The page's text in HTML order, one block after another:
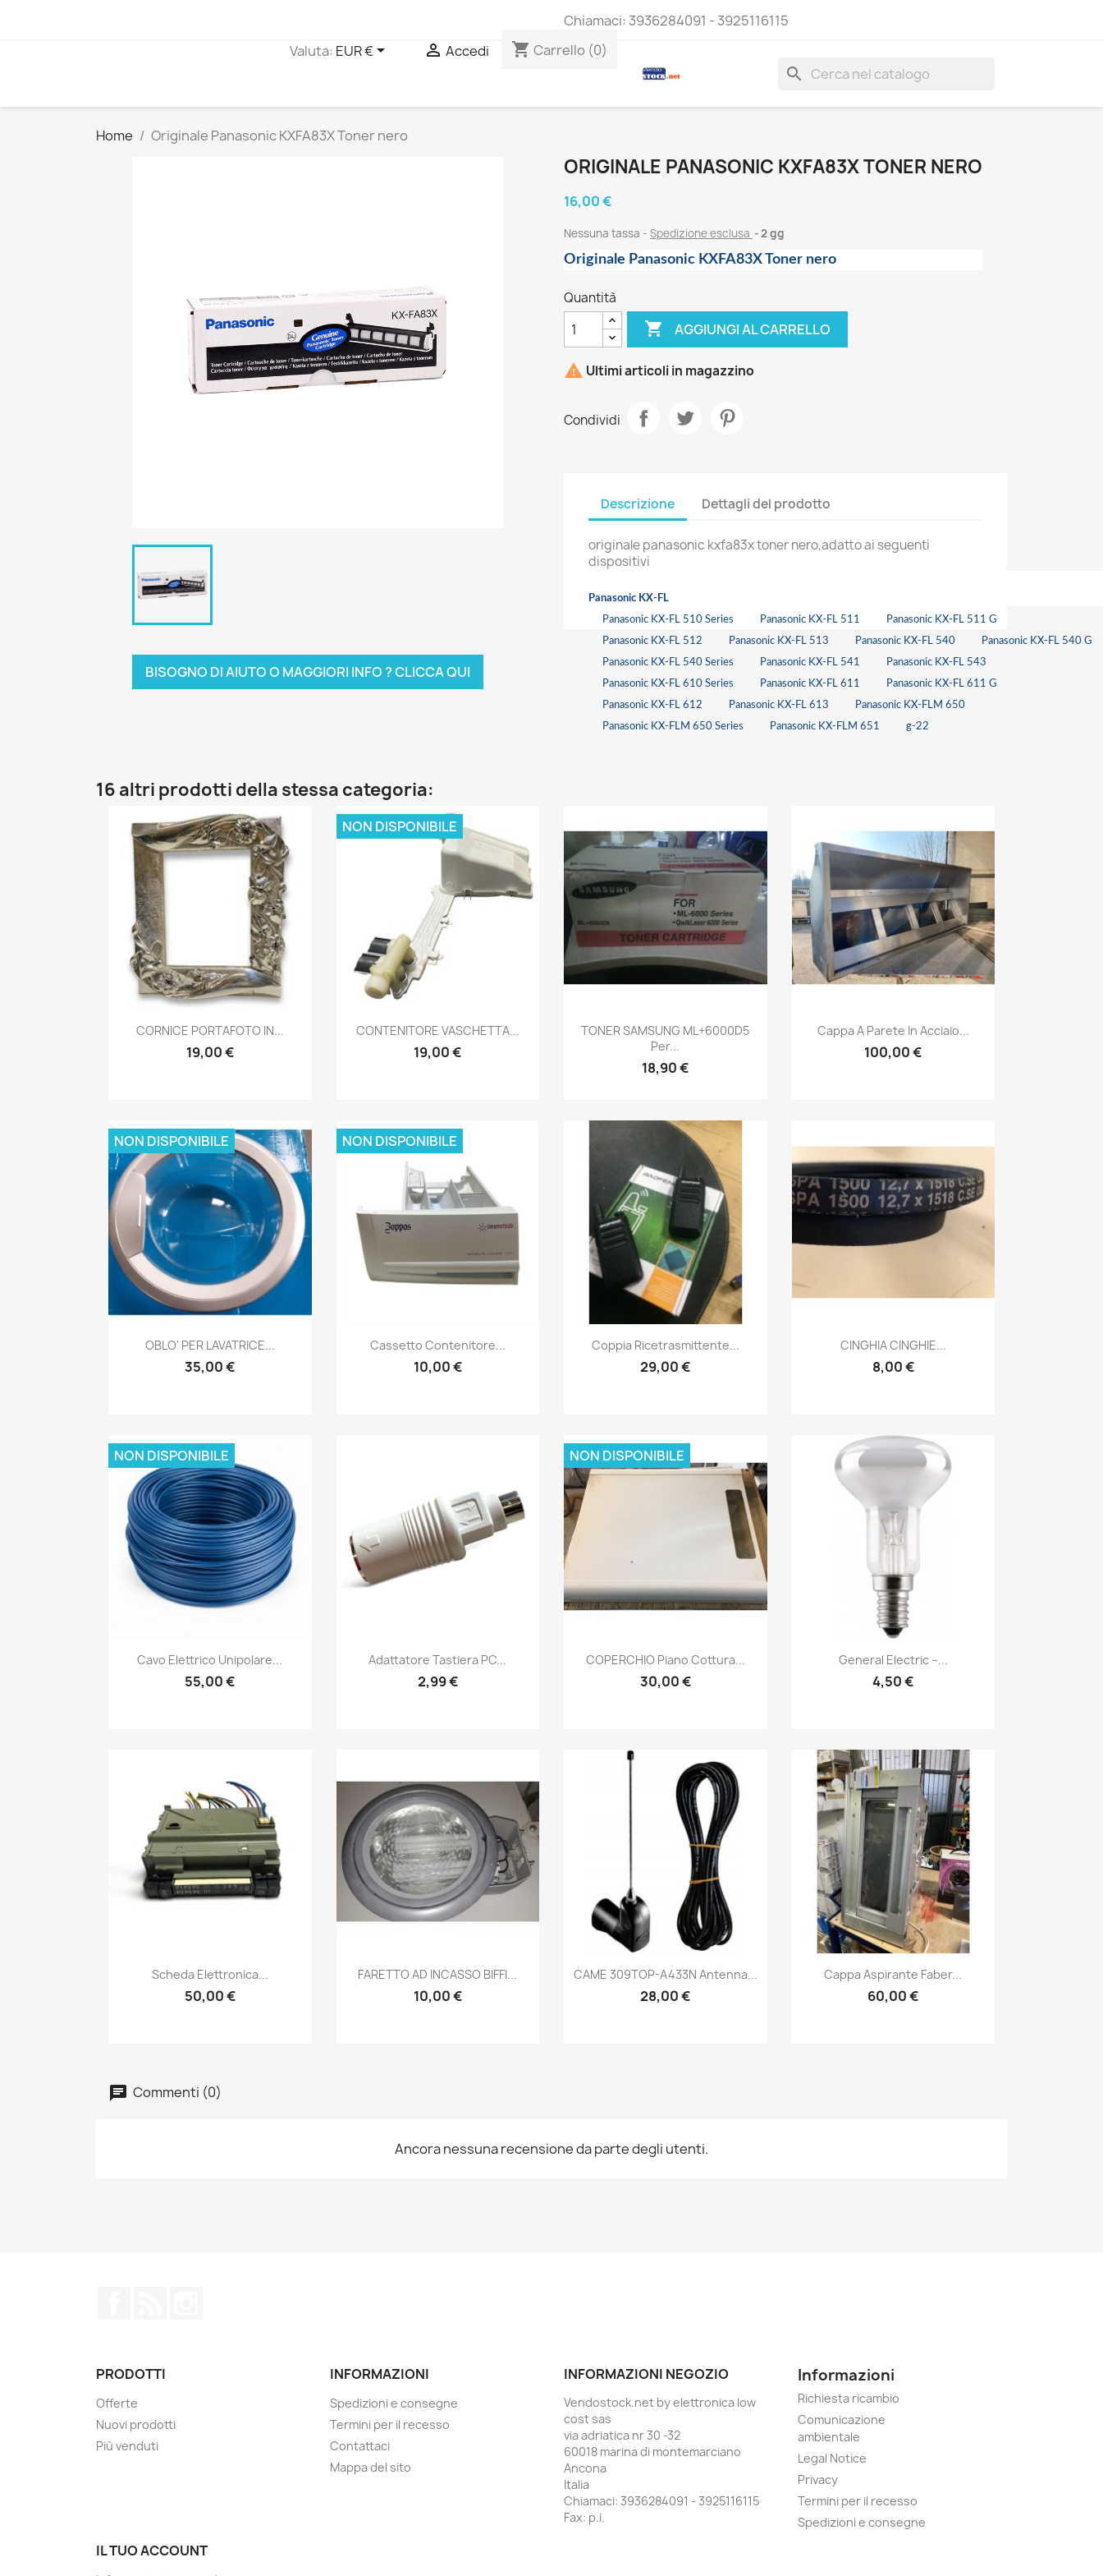
Chiamaci: 3936284091 - 3925116115
Valuta: EUR €  Accedi shopping_cart Carrello (0)
search
Home Originale Panasonic KXFA83X Toner nero
BISOGNO DI AIUTO O MAGGIORI INFO ? CLICCA QUI
ORIGINALE PANASONIC KXFA83X TONER NERO
16,00 €
Nessuna tassa Spedizione esclusa
2 gg
Originale Panasonic KXFA83X Toner nero
Quantità
 AGGIUNGI AL CARRELLO
 Ultimi articoli in magazzino
Condividi
Descrizione Dettagli del prodotto
originale panasonic kxfa83x toner nero,adatto ai seguenti
dispositivi
Panasonic KX-FL
Panasonic KX-FL 510 Series
Panasonic KX-FL 511
Panasonic KX-FL 511 G
Panasonic KX-FL 512
Panasonic KX-FL 513 Panasonic KX-FL 540
Panasonic KX-FL 540 G
Panasonic KX-FL 540 Series
Panasonic KX-FL 541
Panasonic KX-FL 543
Panasonic KX-FL 610 Series
Panasonic KX-FL 611
Panasonic KX-FL 611 G
Panasonic KX-FL 612
Panasonic KX-FL 613
Panasonic KX-FLM 650
Panasonic KX-FLM 650 Series
Panasonic KX-FLM 651 g-22
16 altri prodotti della stessa categoria:
Anteprima
CORNICE PORTAFOTO IN...
19,00 €
Anteprima
CONTENITORE VASCHETTA...
19,00 €
NON DISPONIBILE
Anteprima
TONER SAMSUNG ML+6000D5
Per...
18,90 €
Anteprima
Cappa A Parete In Acciaio...
100,00 €
Anteprima
OBLO' PER LAVATRICE...
35,00 €
NON DISPONIBILE
Anteprima
Cassetto Contenitore...
10,00 €
NON DISPONIBILE
Anteprima
Coppia Ricetrasmittente...
29,00 €
Anteprima
CINGHIA CINGHIE...
8,00 €
Anteprima
Cavo Elettrico Unipolare...
55,00 €
NON DISPONIBILE
Anteprima
Adattatore Tastiera PC...
2,99 €
Anteprima
COPERCHIO Piano Cottura...
30,00 €
NON DISPONIBILE
Anteprima
General Electric –...
4,50 €
Anteprima
Scheda Elettronica...
50,00 €
 Anteprima
FARETTO AD INCASSO BIFFI...
10,00 €
Anteprima
CAME 309TOP-A433N Antenna...
28,00 €
Anteprima
Cappa Aspirante Faber...
60,00 €
Commenti (0)
Ancora nessuna recensione da parte degli utenti.
PRODOTTI
Offerte
Nuovi prodotti
Più venduti
INFORMAZIONI
Spedizioni e consegne
Termini per il recesso
Contattaci
Mappa del sito
INFORMAZIONI NEGOZIO
Vendostock.net by elettronica low
cost sas
via adriatica nr 30 -32
60018 marina di montemarciano
Ancona
Italia
Chiamaci: 3936284091 - 3925116115
Fax: p.i.
Informazioni
Richiesta ricambio
Comunicazione
ambientale
Legal Notice
Privacy
Termini per il recesso
Spedizioni e consegne
IL TUO ACCOUNT